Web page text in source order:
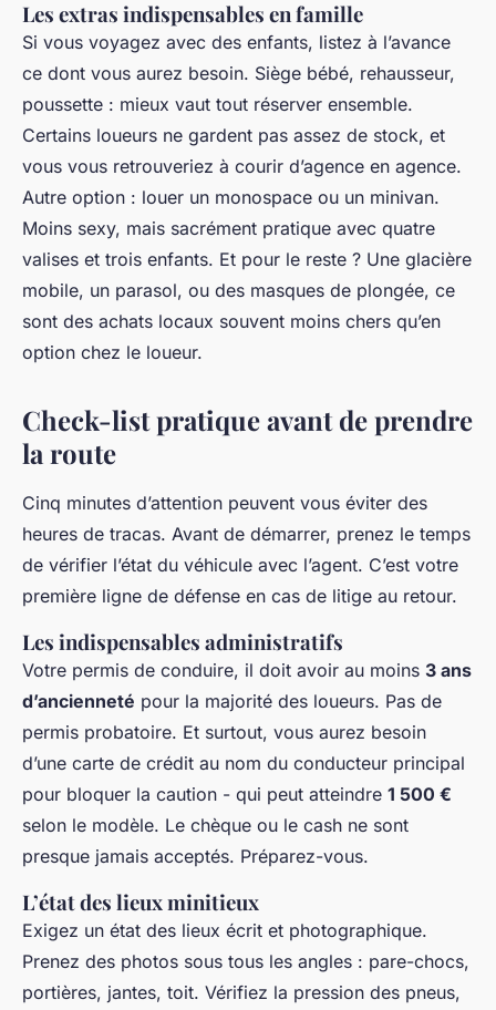
Les extras indispensables en famille
Si vous voyagez avec des enfants, listez à l’avance
ce dont vous aurez besoin. Siège bébé, rehausseur,
poussette : mieux vaut tout réserver ensemble.
Certains loueurs ne gardent pas assez de stock, et
vous vous retrouveriez à courir d’agence en agence.
Autre option : louer un monospace ou un minivan.
Moins sexy, mais sacrément pratique avec quatre
valises et trois enfants. Et pour le reste ? Une glacière
mobile, un parasol, ou des masques de plongée, ce
sont des achats locaux souvent moins chers qu’en
option chez le loueur.
Check-list pratique avant de prendre
la route
Cinq minutes d’attention peuvent vous éviter des
heures de tracas. Avant de démarrer, prenez le temps
de vérifier l’état du véhicule avec l’agent. C’est votre
première ligne de défense en cas de litige au retour.
Les indispensables administratifs
Votre permis de conduire, il doit avoir au moins 3 ans
d’ancienneté pour la majorité des loueurs. Pas de
permis probatoire. Et surtout, vous aurez besoin
d’une carte de crédit au nom du conducteur principal
pour bloquer la caution - qui peut atteindre 1 500 €
selon le modèle. Le chèque ou le cash ne sont
presque jamais acceptés. Préparez-vous.
L’état des lieux minitieux
Exigez un état des lieux écrit et photographique.
Prenez des photos sous tous les angles : pare-chocs,
portières, jantes, toit. Vérifiez la pression des pneus,